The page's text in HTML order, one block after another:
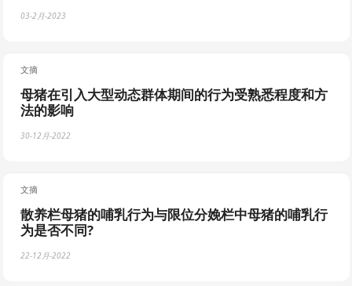
03-2月-2023
文摘
母猪在引入大型动态群体期间的行为受熟悉程度和方
法的影响
30-12月-2022
文摘
散养栏母猪的哺乳行为与限位分娩栏中母猪的哺乳行
为是否不同?
22-12月-2022